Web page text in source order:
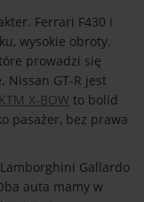
Ferrari F430 i
wysokie obroty.
prowadzi się
Nissan GT-R jest
KTM X-BOW to bolid
pasażer, bez prawa
Gallardo
auta mamy w